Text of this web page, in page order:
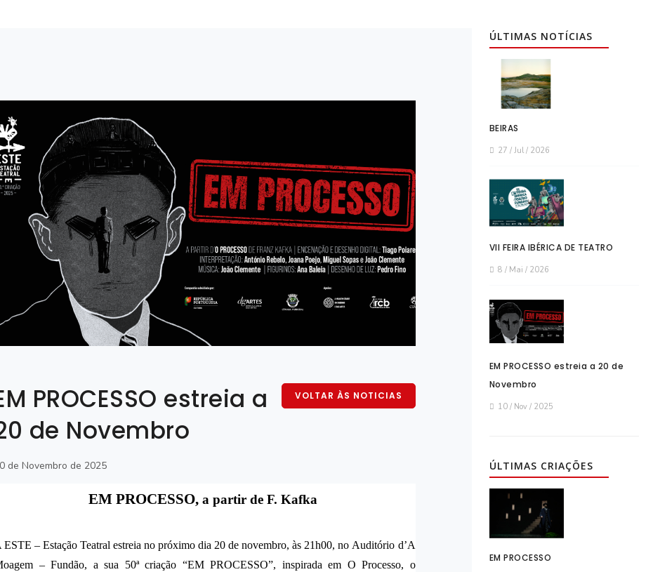
VOLTAR ÀS NOTICIAS
PROCESSO estreia a
de Novembro
de Novembro de 2025
EM PROCESSO, a partir de F. Kafka
ESTE – Estação Teatral estreia no próximo dia 20 de novembro, às 21h00, no Auditório d’A
– Fundão, a sua 50ª criação “EM PROCESSO”, inspirada em O Processo, o
ÚLTIMAS NOTÍCIAS
BEIRAS
27 / Jul / 2026
VII FEIRA IBÉRICA DE TEATRO
8 / Mai / 2026
EM PROCESSO estreia a 20 de
Novembro
10 / Nov / 2025
ÚLTIMAS CRIAÇÕES
EM PROCESSO